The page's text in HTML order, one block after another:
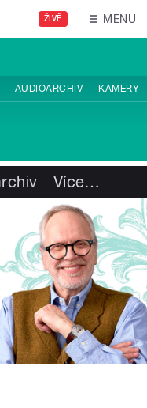
ŽIVĚ MENU
AUDIOARCHIV KAMERY
Více…